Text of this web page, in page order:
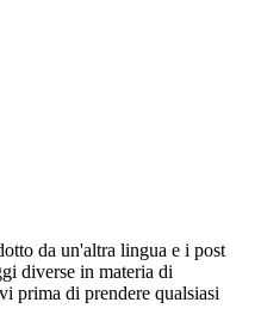
da un'altra lingua e i post
diverse in materia di
prima di prendere qualsiasi